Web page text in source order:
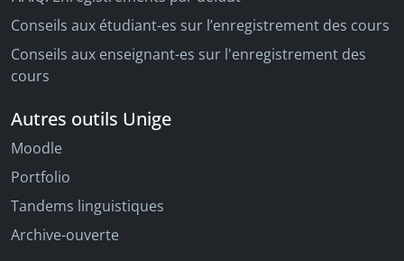
Conseils aux étudiant-es sur l’enregistrement des cours
Conseils aux enseignant-es sur l'enregistrement des
cours
Autres outils Unige
Moodle
Portfolio
Tandems linguistiques
Archive-ouverte